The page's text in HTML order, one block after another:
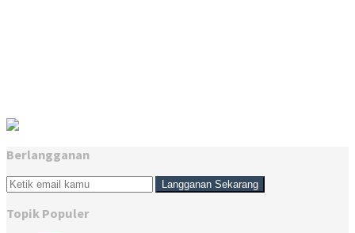
Berlangganan
Topik Populer